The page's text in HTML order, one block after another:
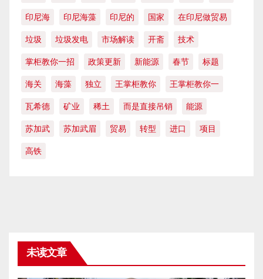
印尼海 印尼海藻 印尼的 国家 在印尼做贸易
垃圾 垃圾发电 市场解读 开斋 技术
掌柜教你一招 政策更新 新能源 春节 标题
海关 海藻 独立 王掌柜教你 王掌柜教你一
瓦希德 矿业 稀土 而是直接吊销 能源
苏加武 苏加武眉 贸易 转型 进口 项目
高铁
未读文章